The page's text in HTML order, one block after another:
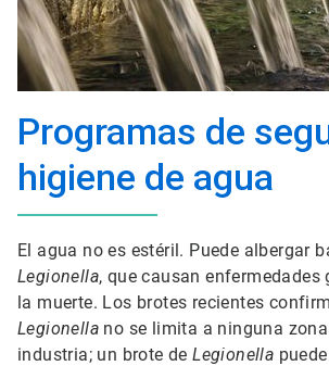
Programas de
higiene de agua
El agua no es estéril. Puede albergar
Legionella, que causan enfermedades
la muerte. Los brotes recientes
Legionella no se limita a ninguna
industria; un brote deLegionella